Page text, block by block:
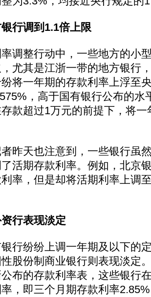
行调到1.1倍上限
整行动中，一些地方的小
尤其是江浙一带的地方银行
将一年期的存款利率上浮至
，高于国有银行公布的水
款超过1万元的前提下，将
天也注意到，一些银行虽
活期存款利率。例如，北京
率，但是却将活期利率上调
行表现淡定
纷纷上调一年期及以下的
股份制商业银行则表现淡定
布的存款利率表，这些银行
，即三个月期存款利率